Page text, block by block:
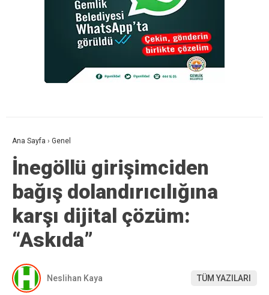
Ana Sayfa › Genel
İnegöllü girişimciden
bağış dolandırıcılığına
karşı dijital çözüm:
“Askıda”
Neslihan Kaya TÜM YAZILARI